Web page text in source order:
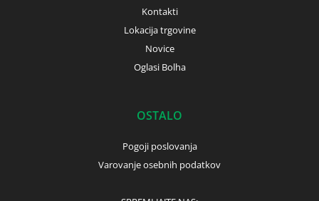
Kontakti
Lokacija trgovine
Novice
Oglasi Bolha
OSTALO
Pogoji poslovanja
Varovanje osebnih podatkov